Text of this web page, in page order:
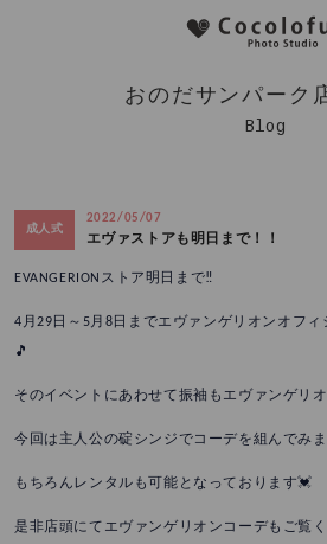
おのだサンパーク
Blog
成人式
2022/05/07
エヴァストアも明日まで！！
EVANGERIONストア明日まで‼️
4月29日～5月8日までエヴァンゲリオンオフ
🎵
そのイベントにあわせて振袖もエヴァンゲリ
今回は主人公の碇シンジでコーデを組んでみま
もちろんレンタルも可能となっております💓
是非店頭にてエヴァンゲリオンコーデもご覧